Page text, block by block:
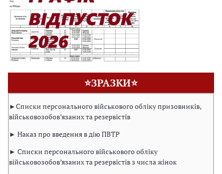
⭐ЗРАЗКИ⭐
►Списки персонального військового обліку призовників,
військовозобов’язаних та резервістів
► Наказ про введення в дію ПВТР
► Списки персонального військового обліку
військовозобов’язаних та резервістів з числа жінок